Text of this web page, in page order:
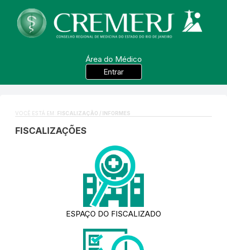
Área do Médico
Entrar
VOCÊ ESTÁ EM: FISCALIZAÇÃO / INFORMES
FISCALIZAÇÕES
ESPAÇO DO FISCALIZADO